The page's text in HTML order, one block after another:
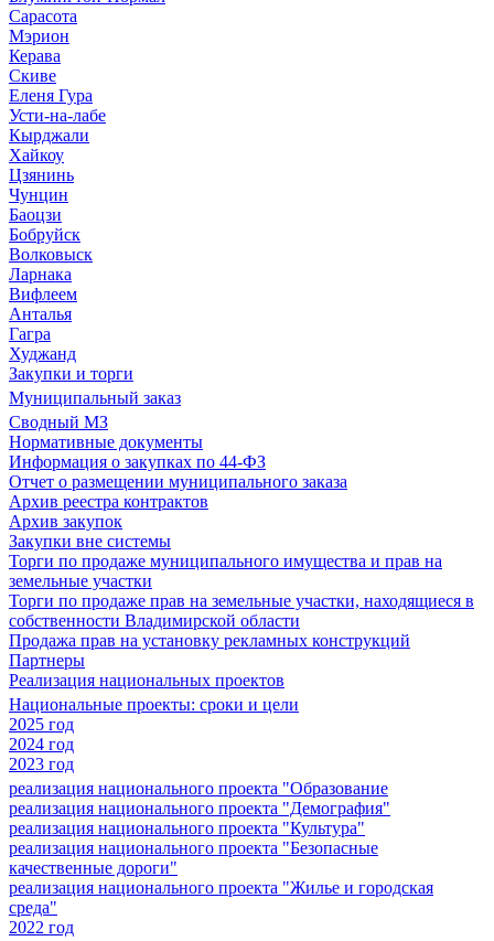
Сарасота
Мэрион
Керава
Скиве
Еленя Гура
Усти-на-лабе
Кырджали
Хайкоу
Цзянинь
Чунцин
Баоцзи
Бобруйск
Волковыск
Ларнака
Вифлеем
Анталья
Гагра
Худжанд
Закупки и торги
Муниципальный заказ
Сводный МЗ
Нормативные документы
Информация о закупках по 44-ФЗ
Отчет о размещении муниципального заказа
Архив реестра контрактов
Архив закупок
Закупки вне системы
Торги по продаже муниципального имущества и прав на
земельные участки
Торги по продаже прав на земельные участки, находящиеся в
собственности Владимирской области
Продажа прав на установку рекламных конструкций
Партнеры
Реализация национальных проектов
Национальные проекты: сроки и цели
2025 год
2024 год
2023 год
реализация национального проекта "Образование
реализация национального проекта "Демография"
реализация национального проекта "Культура"
реализация национального проекта "Безопасные
качественные дороги"
реализация национального проекта "Жилье и городская
среда"
2022 год